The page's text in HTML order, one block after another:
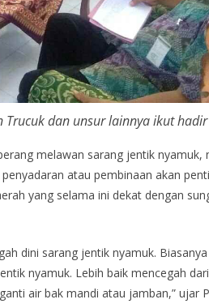
dan unsur lainnya ikut
melawan sarang jentik nyamuk,
atau pembinaan akan
yang selama ini dekat dengan
dini sarang jentik nyamuk.
nyamuk. Lebih baik mencegah
air bak mandi atau jamban,” ujar